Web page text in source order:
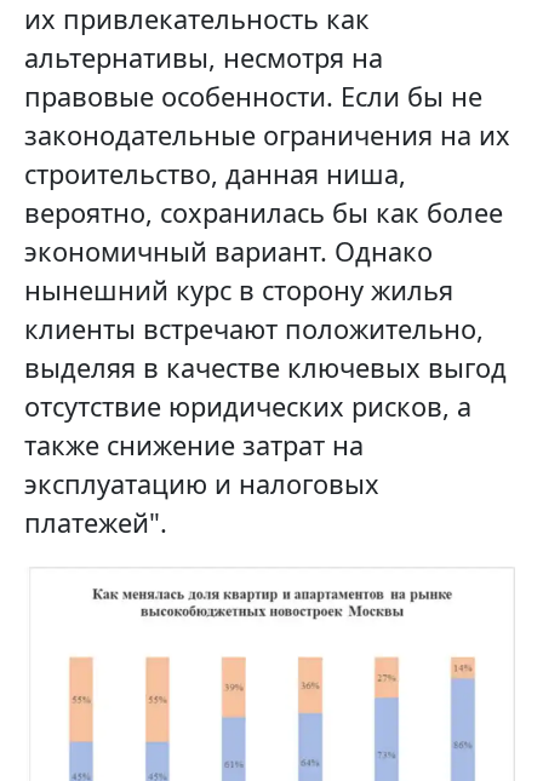
их привлекательность как
альтернативы, несмотря на
правовые особенности. Если бы не
законодательные ограничения на их
строительство, данная ниша,
вероятно, сохранилась бы как более
экономичный вариант. Однако
нынешний курс в сторону жилья
клиенты встречают положительно,
выделяя в качестве ключевых выгод
отсутствие юридических рисков, а
также снижение затрат на
эксплуатацию и налоговых
платежей".